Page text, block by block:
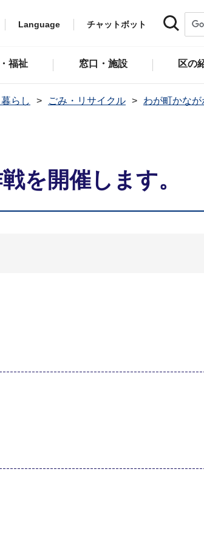
Language チャットボット
福祉 窓口・施設 区の
らし ごみ・リサイクル
わが町かな
を開催します。